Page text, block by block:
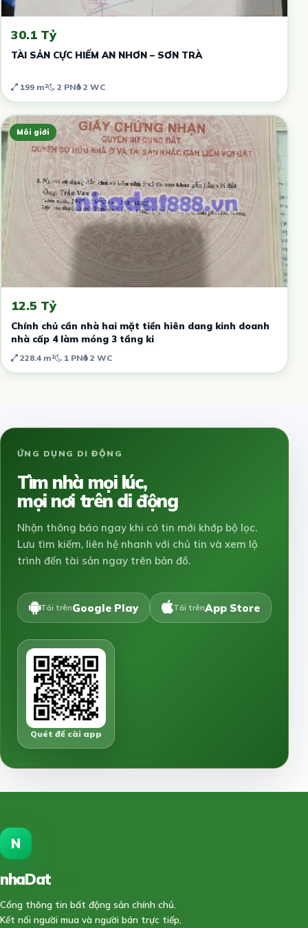
30.1 Tỷ
TÀI SẢN CỰC HIẾM AN NHƠN – SƠN TRÀ
199 m² 2 PN 2 WC
Môi giới
12.5 Tỷ
Chính chủ cần nhà hai mặt tiền hiên dang kinh doanh
nhà cấp 4 làm móng 3 tầng ki
228.4 m² 1 PN 2 WC
ỨNG DỤNG DI ĐỘNG
Tìm nhà mọi lúc,
mọi nơi trên di động
Nhận thông báo ngay khi có tin mới khớp bộ lọc.
Lưu tìm kiếm, liên hệ nhanh với chủ tin và xem lộ
trình đến tài sản ngay trên bản đồ.
Tải trênGoogle Play Tải trênApp Store
Quét để cài app
N
nhaDat
Cổng thông tin bất động sản chính chủ.
Kết nối người mua và người bán trực tiếp,